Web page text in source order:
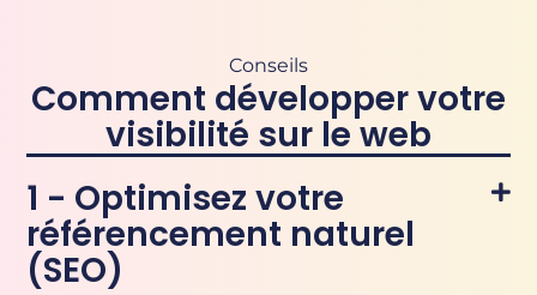
Conseils
Comment développer votre
visibilité sur le web
1 - Optimisez votre
référencement naturel
(SEO)